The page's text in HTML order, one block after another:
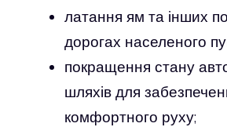
латання ям та інших
дорогах населеного
покращення стану
шляхів для
комфортного руху;